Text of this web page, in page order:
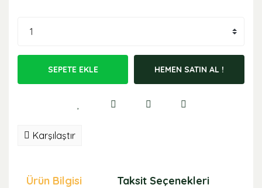
SEPETE EKLE HEMEN SATIN AL !
Karşılaştır
Ürün Bilgisi Taksit Seçenekleri